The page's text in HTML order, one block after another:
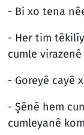
- Bi xo tena
- Her tim
cumle virazenê
- Goreyê cayê
- Şênê hem
cumleyanê